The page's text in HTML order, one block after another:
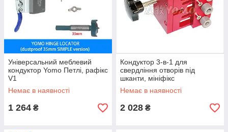
Універсальний меблевий
кондуктор Yomo Петлі, рафікс
V1
Немає в наявності
1 264 ₴
Кондуктор 3-в-1 для
свердління отворів під
шканти, мініфікс
Немає в наявності
2 028 ₴